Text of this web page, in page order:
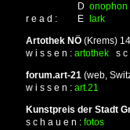
D onophon
r e a d :
E
lark
Artothek NÖ (Krems)
w i s s e n : artothek s c
forum.art-21 (web,
w i s s e n : art.21
Kunstpreis der Stadt
s c h a u e n : fotos